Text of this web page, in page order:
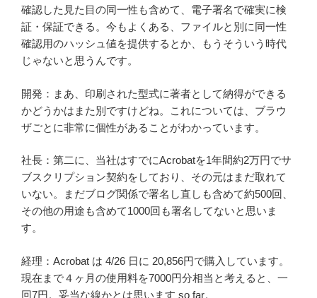
確認した見た目の同一性も含めて、電子署名で確実に検
証・保証できる。今もよくある、ファイルと別に同一性
確認用のハッシュ値を提供するとか、もうそういう時代
じゃないと思うんです。
開発：まあ、印刷された型式に著者として納得ができる
かどうかはまた別ですけどね。これについては、ブラウ
ザごとに非常に個性があることがわかっています。
社長：第二に、当社はすでにAcrobatを1年間約2万円でサ
ブスクリプション契約をしており、その元はまだ取れて
いない。まだブログ関係で署名し直しも含めて約500回、
その他の用途も含めて1000回も署名してないと思いま
す。
経理：Acrobat は 4/26 日に 20,856円で購入しています。
現在まで４ヶ月の使用料を7000円分相当と考えると、一
回7円。妥当な線かとは思います so far。